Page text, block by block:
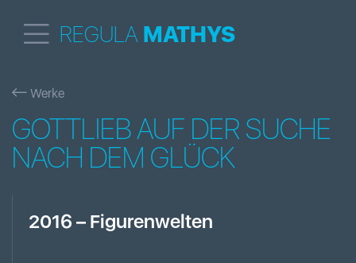
REGULA MATHYS
Werke
GOTTLIEB AUF DER SUCHE
NACH DEM GLÜCK
2016 – Figurenwelten